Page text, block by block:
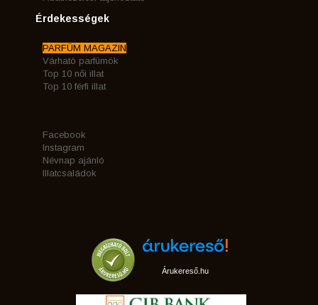
Érdekességek
PARFÜM MAGAZIN
Várható parfümök
Top 10 női illat
Top 10 férfi illat
Facebook
Instagram
Névnap ajánló
Illatcsaládok
Árukereső.hu